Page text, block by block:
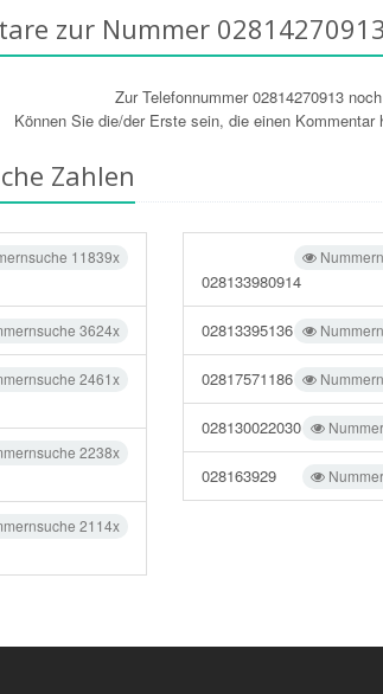
zur Nummer 02814270913
Zur Telefonnummer 02814270913
Können Sie die/der Erste sein, die einen
Zahlen
11839x
3624x
2461x
2238x
2114x
028133980914
02813395136
02817571186
028130022030
028163929